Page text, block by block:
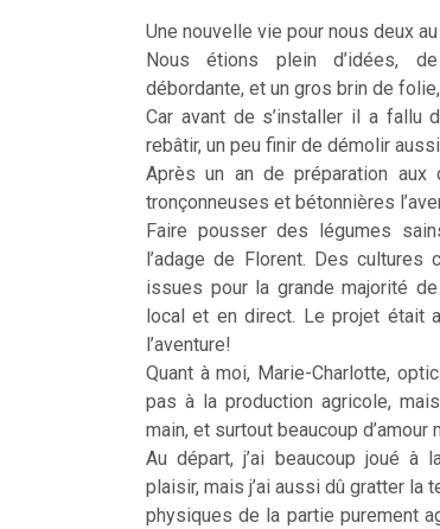
Une nouvelle vie pour nous deux
Nous étions plein d’idées,
débordante, et un gros brin de
Car avant de s’installer il a fallu
rebâtir, un peu finir de démolir
Après un an de préparation aux
tronçonneuses et bétonnières
Faire pousser des légumes
l’adage de Florent. Des
issues pour la grande majorité
local et en direct. Le projet était
l’aventure!
Quant à moi, Marie-Charlotte,
pas à la production agricole,
main, et surtout beaucoup d’amour
Au départ, j’ai beaucoup joué à
plaisir, mais j’ai aussi dû gratter la
physiques de la partie purement